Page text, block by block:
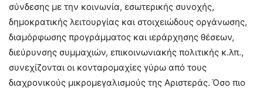
σύνδεσης με την κοινωνία, εσωτερικής συνοχής,
δημοκρατικής λειτουργίας και στοιχειώδους οργάνωσης,
διαμόρφωσης προγράμματος και ιεράρχησης θέσεων,
διεύρυνσης συμμαχιών, επικοινωνιακής πολιτικής κ.λπ.,
συνεχίζονται οι κονταρομαχίες γύρω από τους
διαχρονικούς μικρομεγαλισμούς της Αριστεράς. Όσο πιο